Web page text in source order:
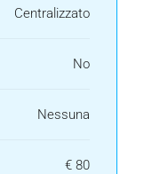
Centralizzato
No
Nessuna
€ 80